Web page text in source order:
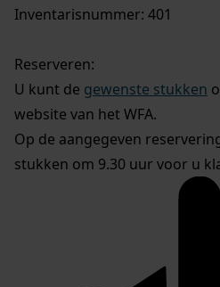
Inventarisnummer: 401
Reserveren:
U kunt de gewenste stukken
website van het WFA.
Op de aangegeven
stukken om 9.30 uur voor u